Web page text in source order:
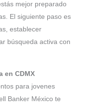
mejor preparado
El siguiente paso es
establecer
búsqueda activa con
en CDMX
para jovenes
Banker México te